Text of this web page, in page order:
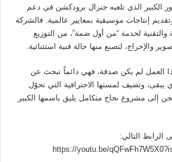
الكبير الذي تلعبه جنرال برودكشن في دعم
إنتاجات موسيقية بمعايير عالمية. فالشركة
والتقنية لخدمة “من أول ضمة”، من التوزيع
والإخراج، لتصنع منها حالة فنية استثنائية.
العمل لم يكن صدفة، فهي دائماً تبحث عن
يبقى، وتضيف لمستها الاحترافية التي تحوّل
إلى مشروع نجاح متكامل يليق باسمها الكبير
الرابط التالي:
https://youtu.be/